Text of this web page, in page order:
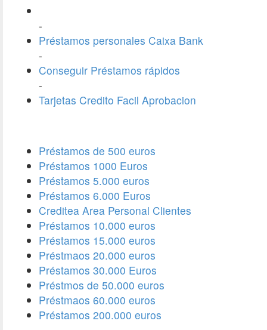
-
Préstamos personales Caixa Bank
-
Conseguir Préstamos rápidos
-
Tarjetas Credito Facil Aprobacion
Préstamos de 500 euros
Préstamos 1000 Euros
Préstamos 5.000 euros
Préstamos 6.000 Euros
Creditea Area Personal Clientes
Préstamos 10.000 euros
Préstamos 15.000 euros
Préstmaos 20.000 euros
Préstamos 30.000 Euros
Préstmos de 50.000 euros
Préstmaos 60.000 euros
Préstamos 200.000 euros